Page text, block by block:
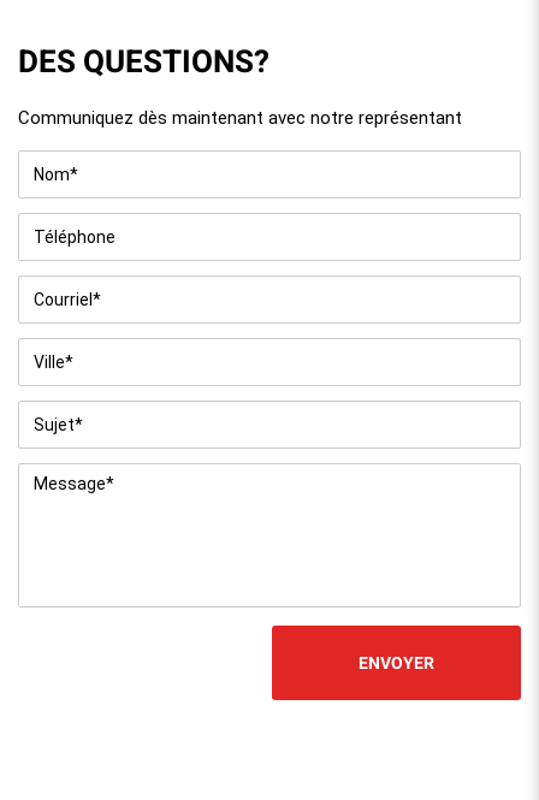
DES QUESTIONS?
Communiquez dès maintenant avec notre représentant
Nom *
Téléphone
Courriel *
Ville
Sujet
Message *